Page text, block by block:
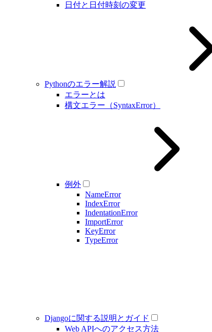
日付と日付時刻の変更
Pythonのエラー解説
エラーとは
構文エラー（SyntaxError）
例外
NameError
IndexError
IndentationError
ImportError
KeyError
TypeError
Djangoに関する説明とガイド
Web APIへのアクセス方法